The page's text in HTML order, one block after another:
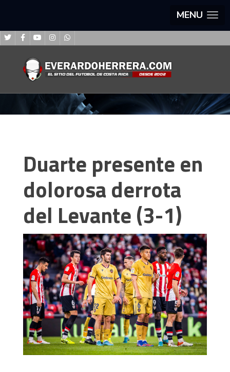
MENU
Duarte presente en
dolorosa derrota
del Levante (3-1)